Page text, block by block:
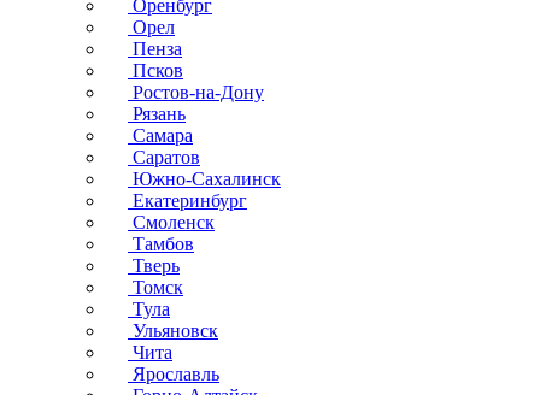
Оренбург
Орел
Пенза
Псков
Ростов-на-Дону
Рязань
Самара
Саратов
Южно-Сахалинск
Екатеринбург
Смоленск
Тамбов
Тверь
Томск
Тула
Ульяновск
Чита
Ярославль